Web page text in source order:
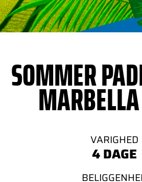
SOMMER
VARIGHED
4 DAGE